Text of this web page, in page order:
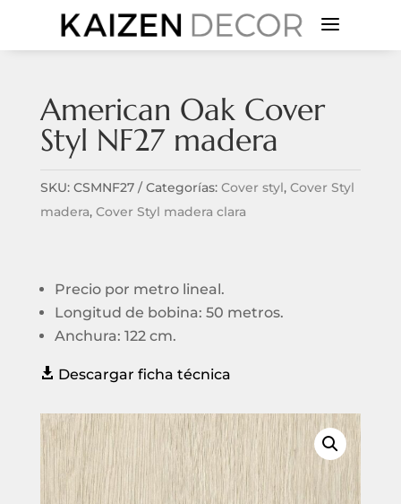
a
American Oak Cover
Styl NF27 madera
SKU: CSMNF27 Categorías: Cover styl, Cover Styl
madera, Cover Styl madera clara
Precio por metro lineal.
Longitud de bobina: 50 metros.
Anchura: 122 cm.
 Descargar ficha técnica